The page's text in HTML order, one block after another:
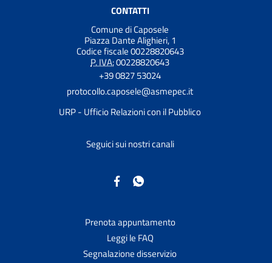
CONTATTI
Comune di Caposele
Piazza Dante Alighieri, 1
Codice fiscale 00228820643
P. IVA:00228820643
+39 0827 53024
protocollo.caposele@asmepec.it
URP - Ufficio Relazioni con il Pubblico
Seguici sui nostri canali
Prenota appuntamento
Leggi le FAQ
Segnalazione disservizio